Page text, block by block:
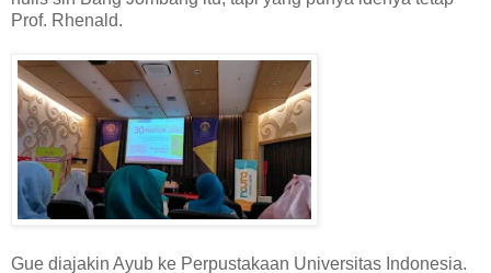
Prof. Rhenald.
Gue diajakin Ayub ke Perpustakaan Universitas Indonesia.